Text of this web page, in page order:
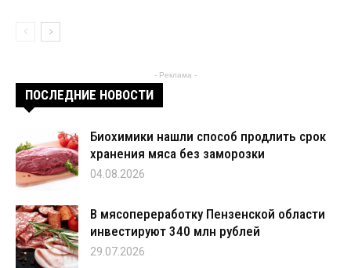
- Реклама -
ПОСЛЕДНИЕ НОВОСТИ
Биохимики нашли способ продлить срок
хранения мяса без заморозки
04.08.2026
В мясопереработку Пензенской области
инвестируют 340 млн рублей
29.07.2026